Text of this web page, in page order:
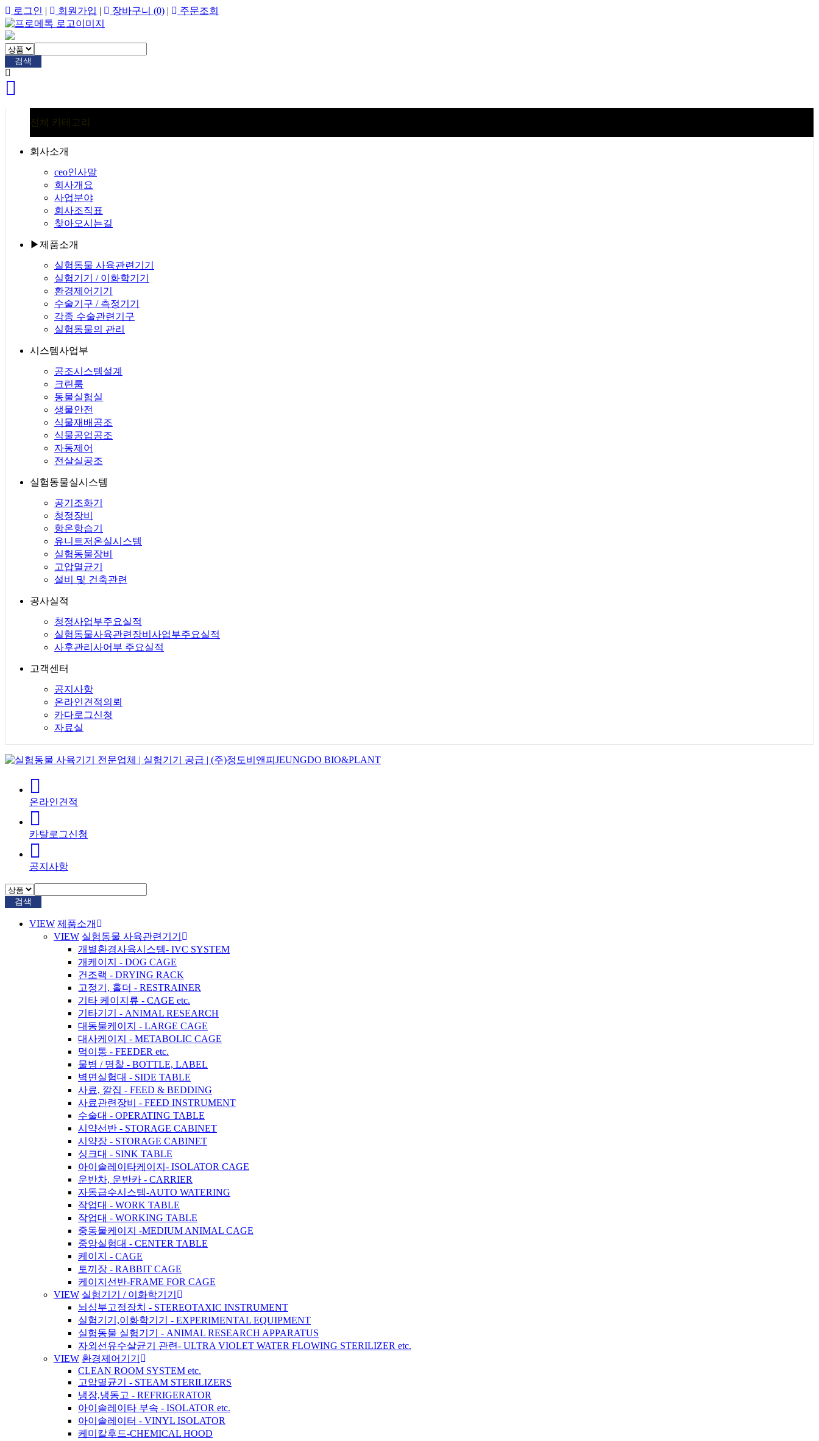
로그인 | 회원가입 | 장바구니 (0) | 주문조회
검색
전체 카테고리
회사소개
ceo인사말
회사개요
사업분야
회사조직표
찾아오시는길
▶제품소개
실험동물 사육관련기기
실험기기 / 이화학기기
환경제어기기
수술기구 / 측정기기
각종 수술관련기구
실험동물의 관리
시스템사업부
공조시스템설계
크린룸
동물실험실
생물안전
식물재배공조
식물공업공조
자동제어
전살실공조
실험동물실시스템
공기조화기
청정장비
항온항습기
유니트저온실시스템
실험동물장비
고압멸균기
설비 및 건축관련
공사실적
청정사업부주요실적
실험동물사육관련장비사업부주요실적
사후관리사어부 주요실적
고객센터
공지사항
온라인견적의뢰
카다로그신청
자료실
온라인견적
카탈로그신청
공지사항
검색
VIEW 제품소개
VIEW 실험동물 사육관련기기
개별환경사육시스템- IVC SYSTEM
개케이지 - DOG CAGE
건조랙 - DRYING RACK
고정기, 홀더 - RESTRAINER
기타 케이지류 - CAGE etc.
기타기기 - ANIMAL RESEARCH
대동물케이지 - LARGE CAGE
대사케이지 - METABOLIC CAGE
먹이통 - FEEDER etc.
물병 / 명찰 - BOTTLE, LABEL
벽면실험대 - SIDE TABLE
사료, 깔집 - FEED & BEDDING
사료관련장비 - FEED INSTRUMENT
수술대 - OPERATING TABLE
시약선반 - STORAGE CABINET
시약장 - STORAGE CABINET
싱크대 - SINK TABLE
아이솔레이타케이지- ISOLATOR CAGE
운반차, 운반카 - CARRIER
자동급수시스템-AUTO WATERING
작업대 - WORK TABLE
작업대 - WORKING TABLE
중동물케이지 -MEDIUM ANIMAL CAGE
중앙실험대 - CENTER TABLE
케이지 - CAGE
토끼장 - RABBIT CAGE
케이지선반-FRAME FOR CAGE
VIEW 실험기기 / 이화학기기
뇌심부고정장치 - STEREOTAXIC INSTRUMENT
실험기기,이화학기기 - EXPERIMENTAL EQUIPMENT
실험동물 실험기기 - ANIMAL RESEARCH APPARATUS
자외선유수살균기 관련- ULTRA VIOLET WATER FLOWING STERILIZER etc.
VIEW 환경제어기기
CLEAN ROOM SYSTEM etc.
고압멸균기 - STEAM STERILIZERS
냉장,냉동고 - REFRIGERATOR
아이솔레이타 부속 - ISOLATOR etc.
아이솔레이터 - VINYL ISOLATOR
케미칼후드-CHEMICAL HOOD